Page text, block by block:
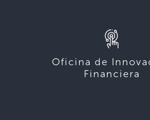
Oficina de
Financiera